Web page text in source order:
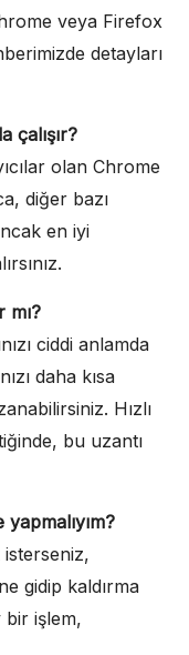
veya Firefox
detayları
çalışır?
olan Chrome
diğer bazı
en iyi
mı?
ciddi anlamda
daha kısa
Hızlı
bu uzantı
yapmalıyım?
isterseniz,
gidip kaldırma
bir işlem,